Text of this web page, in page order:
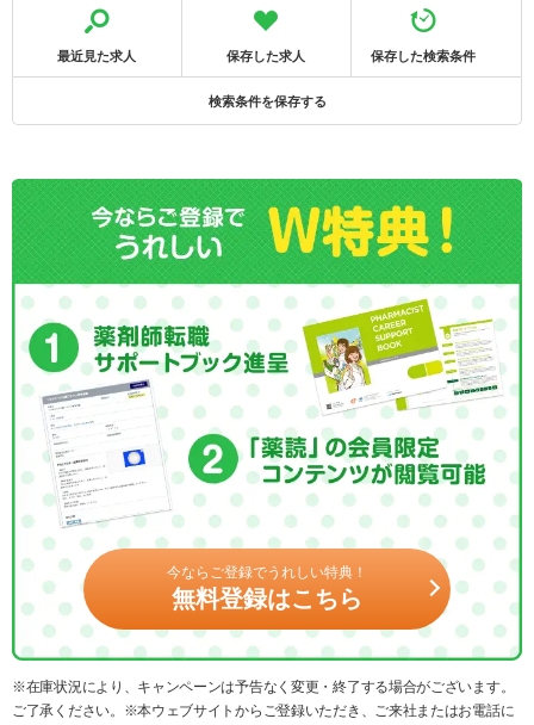
最近見た求人 保存した求人 保存した検索条件
検索条件を保存する
今ならご登録でうれしい特典！
無料登録はこちら
※在庫状況により、キャンペーンは予告なく変更・終了する場合がございます。
ご了承ください。※本ウェブサイトからご登録いただき、ご来社またはお電話に